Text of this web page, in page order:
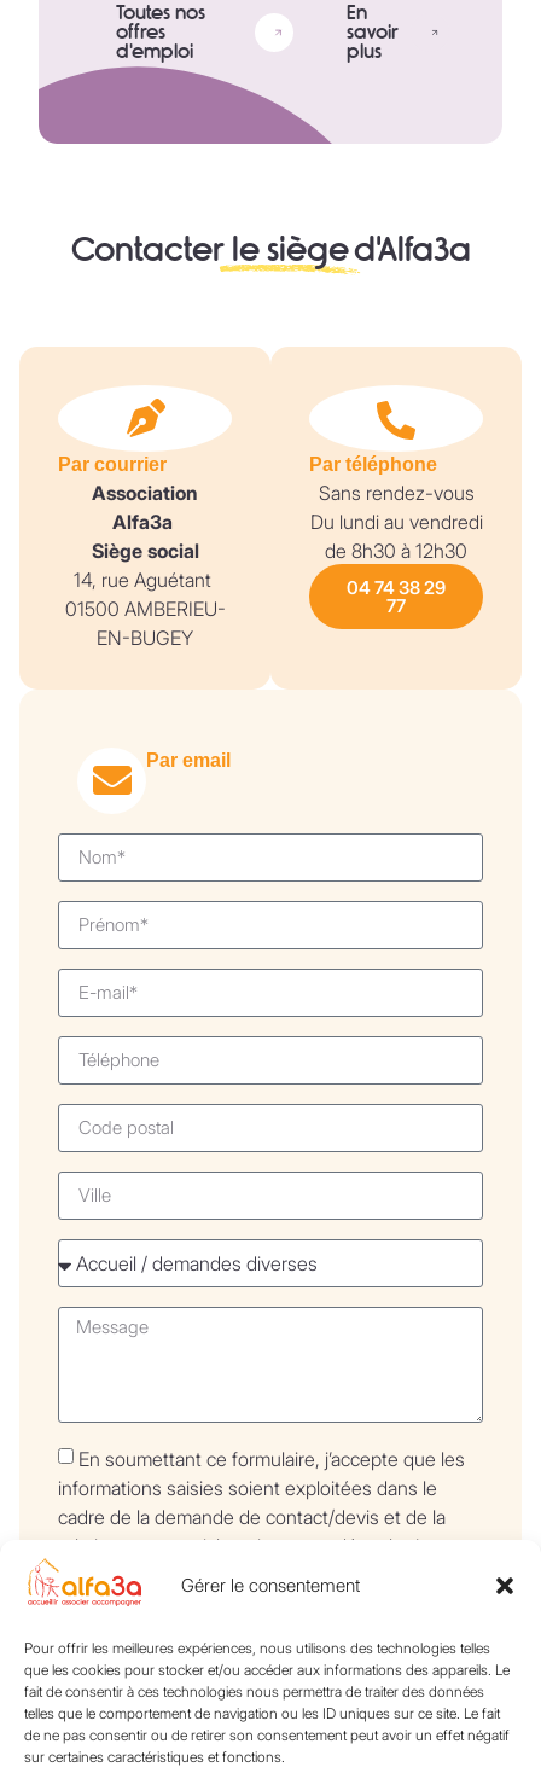
Gérer le consentement
Pour offrir les meilleures expériences, nous utilisons des technologies telles
que les cookies pour stocker et/ou accéder aux informations des appareils. Le
fait de consentir à ces technologies nous permettra de traiter des données
telles que le comportement de navigation ou les ID uniques sur ce site. Le fait
de ne pas consentir ou de retirer son consentement peut avoir un effet négatif
sur certaines caractéristiques et fonctions.
Toutes nos
offres
d'emploi
En
savoir
plus
Contacter le sièged'Alfa3a
Par email
En soumettant ce formulaire, j’accepte que les
informations saisies soient exploitées dans le
cadre de la demande de contact/devis et de la
relation commerciale qui peut en découler.*
Par courrier
Association
Alfa3a
Siège social
14, rue Aguétant
01500 AMBERIEU-
EN-BUGEY
Par téléphone
Sans rendez-vous
Du lundi au vendredi
de 8h30 à 12h30
04 74 38 29
77
S’éveiller Actualités